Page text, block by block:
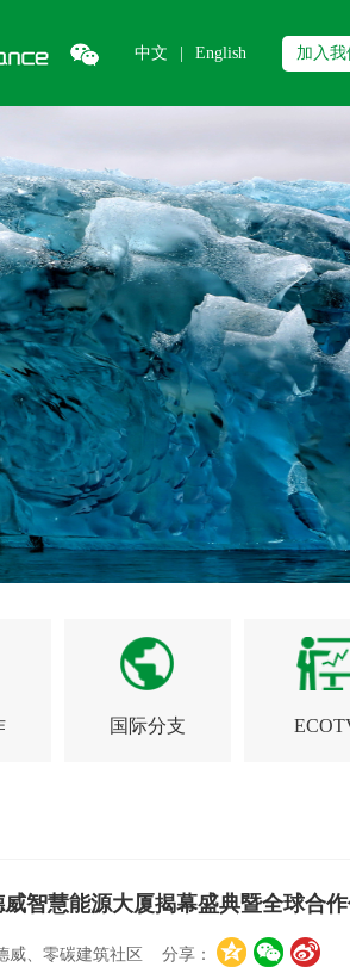
中文 English 加入我
国际分支
智慧能源大厦揭幕盛典暨全球合
威、零碳建筑社区 分享：